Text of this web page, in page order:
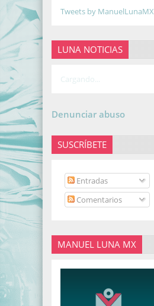
Tweets by ManuelLunaMX
LUNA NOTICIAS
Cargando...
Denunciar abuso
SUSCRÍBETE
Entradas
Comentarios
MANUEL LUNA MX